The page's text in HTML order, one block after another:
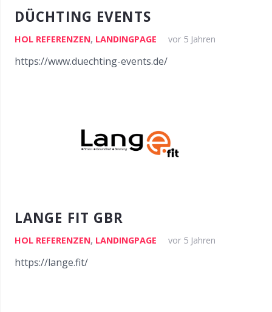
DÜCHTING EVENTS
HOL REFERENZEN, LANDINGPAGE vor 5 Jahren
https://www.duechting-events.de/
LANGE FIT GBR
HOL REFERENZEN, LANDINGPAGE vor 5 Jahren
https://lange.fit/